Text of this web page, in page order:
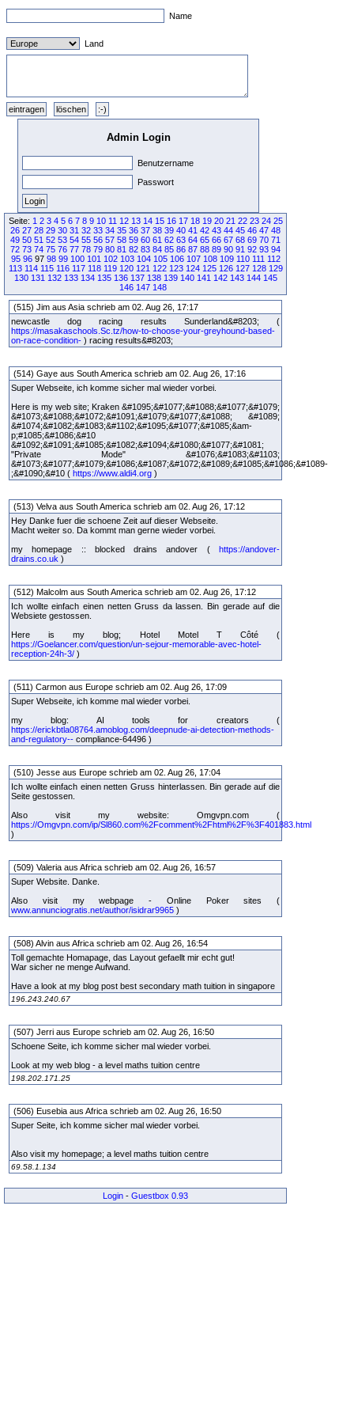
Name
Land
Admin Login
Benutzername
Passwort
Seite: 1 2 3 4 5 6 7 8 9 10 11 12 13 14 15 16 17 18 19 20 21 22 23 24 25
26 27 28 29 30 31 32 33 34 35 36 37 38 39 40 41 42 43 44 45 46 47 48
49 50 51 52 53 54 55 56 57 58 59 60 61 62 63 64 65 66 67 68 69 70 71
72 73 74 75 76 77 78 79 80 81 82 83 84 85 86 87 88 89 90 91 92 93 94
95 9697 98 99 100 101 102 103 104 105 106 107 108 109 110 111 112
113 114 115 116 117 118 119 120 121 122 123 124 125 126 127 128 129
130 131 132 133 134 135 136 137 138 139 140 141 142 143 144 145
146 147 148
(515) Jim aus Asia schrieb am 02. Aug 26, 17:17
newcastle dog racing results Sunderland&#8203; (
https://masakaschools.Sc.tz/how-to-choose-your-greyhound-based-
on-race-condition- ) racing results&#8203;
(514) Gaye aus South America schrieb am 02. Aug 26, 17:16
Super Webseite, ich komme sicher mal wieder vorbei.
Here is my web site; Kraken &#1095;&#1077;&#1088;&#1077;&#1079;
&#1073;&#1088;&#1072;&#1091;&#1079;&#1077;&#1088; &#1089;
&#1074;&#1082;&#1083;&#1102;&#1095;&#1077;&#1085;&am-
p;#1085;&#1086;&#10
&#1092;&#1091;&#1085;&#1082;&#1094;&#1080;&#1077;&#1081;
"Private Mode" &#1076;&#1083;&#1103;
&#1073;&#1077;&#1079;&#1086;&#1087;&#1072;&#1089;&#1085;&#1086;&#1089-
;&#1090;&#10 ( https://www.aldi4.org )
(513) Velva aus South America schrieb am 02. Aug 26, 17:12
Hey Danke fuer die schoene Zeit auf dieser Webseite.
Macht weiter so. Da kommt man gerne wieder vorbei.
my homepage :: blocked drains andover ( https://andover-
drains.co.uk )
(512) Malcolm aus South America schrieb am 02. Aug 26, 17:12
Ich wollte einfach einen netten Gruss da lassen. Bin gerade auf die
Websiete gestossen.
Here is my blog; Hotel Motel T Côté (
https://Goelancer.com/question/un-sejour-memorable-avec-hotel-
reception-24h-3/ )
(511) Carmon aus Europe schrieb am 02. Aug 26, 17:09
Super Webseite, ich komme mal wieder vorbei.
my blog: AI tools for creators (
https://erickbtla08764.amoblog.com/deepnude-ai-detection-methods-
and-regulatory-- compliance-64496 )
(510) Jesse aus Europe schrieb am 02. Aug 26, 17:04
Ich wollte einfach einen netten Gruss hinterlassen. Bin gerade auf die
Seite gestossen.
Also visit my website: Omgvpn.com (
https://Omgvpn.com/ip/Sl860.com%2Fcomment%2Fhtml%2F%3F401883.html
)
(509) Valeria aus Africa schrieb am 02. Aug 26, 16:57
Super Website. Danke.
Also visit my webpage - Online Poker sites (
www.annunciogratis.net/author/isidrar9965 )
(508) Alvin aus Africa schrieb am 02. Aug 26, 16:54
Toll gemachte Homapage, das Layout gefaellt mir echt gut!
War sicher ne menge Aufwand.
Have a look at my blog post best secondary math tuition in singapore
196.243.240.67
(507) Jerri aus Europe schrieb am 02. Aug 26, 16:50
Schoene Seite, ich komme sicher mal wieder vorbei.
Look at my web blog - a level maths tuition centre
198.202.171.25
(506) Eusebia aus Africa schrieb am 02. Aug 26, 16:50
Super Seite, ich komme sicher mal wieder vorbei.
Also visit my homepage; a level maths tuition centre
69.58.1.134
Login - Guestbox 0.93